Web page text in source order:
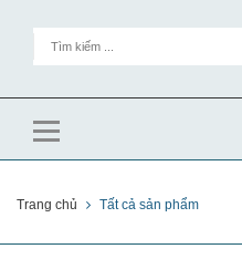
Trang chủ Tất cả sản phẩm